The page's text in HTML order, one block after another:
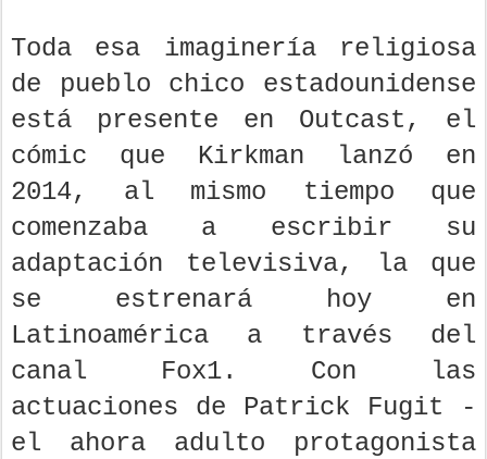
Toda esa imaginería religiosa
de pueblo chico estadounidense
está presente en Outcast, el
cómic que Kirkman lanzó en
2014, al mismo tiempo que
comenzaba a escribir su
adaptación televisiva, la que
se estrenará hoy en
Latinoamérica a través del
canal Fox1. Con las
actuaciones de Patrick Fugit -
el ahora adulto protagonista